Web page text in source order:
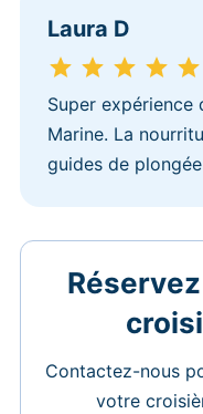
Laura D
Super expérience
Marine. La
guides de
Contactez-nous
votre